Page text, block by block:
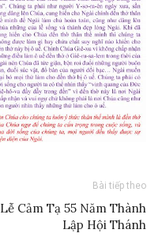
Bài tiếp theo
Lễ Cảm Tạ 55 Năm Thành
Lập Hội Thánh